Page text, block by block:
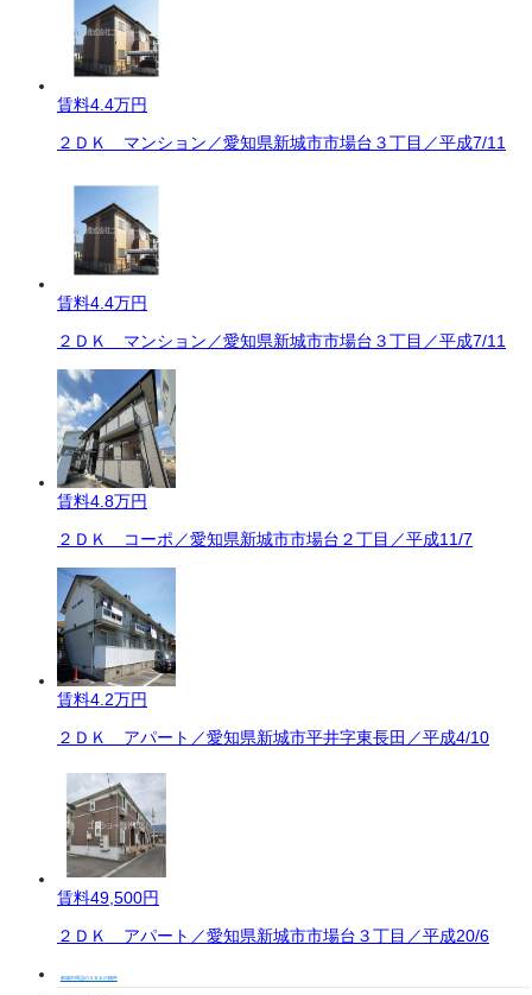
賃料4.4万円
２ＤＫ マンション／愛知県新城市市場台３丁目／平成7/11
賃料4.4万円
２ＤＫ マンション／愛知県新城市市場台３丁目／平成7/11
賃料4.8万円
２ＤＫ コーポ／愛知県新城市市場台２丁目／平成11/7
賃料4.2万円
２ＤＫ アパート／愛知県新城市平井字東長田／平成4/10
賃料49,500円
２ＤＫ アパート／愛知県新城市市場台３丁目／平成20/6
新城市周辺の２ＤＫの物件